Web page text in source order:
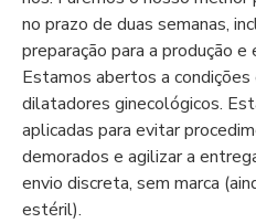
no prazo de duas semanas,
preparação para a produção e
Estamos abertos a
dilatadores ginecológicos.
aplicadas para evitar
demorados e agilizar a
envio discreta, sem marca
estéril).